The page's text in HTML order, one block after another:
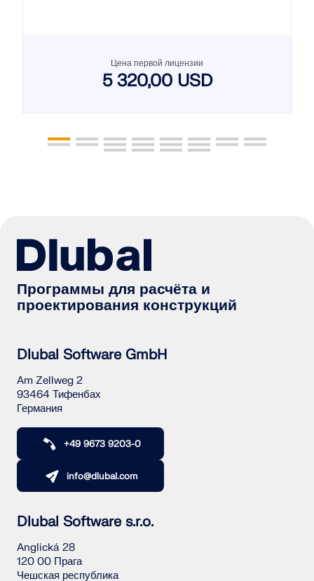
Цена первой лицензии
5 320,00 USD
Программы для расчёта и
проектирования конструкций
Dlubal Software GmbH
Am Zellweg 2
93464 Тифенбах
Германия
+49 9673 9203-0
info@dlubal.com
Dlubal Software s.r.o.
Anglická 28
120 00 Прага
Чешская республика